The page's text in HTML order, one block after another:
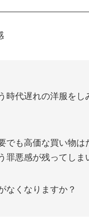
時代遅れの洋服をし
でも高価な買い物は
悪感が残ってしま
なくなりますか？